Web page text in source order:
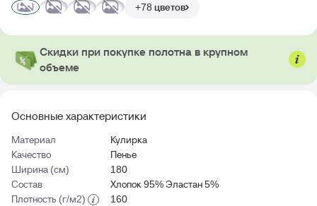
Основные характеристики
Материал
Кулирка
Качество
Пенье
Ширина (см)
180
Состав
Хлопок 95% Эластан 5%
Плотность (г/м2)
160
+78 цветов
Скидки при покупке полотна в крупном
объеме